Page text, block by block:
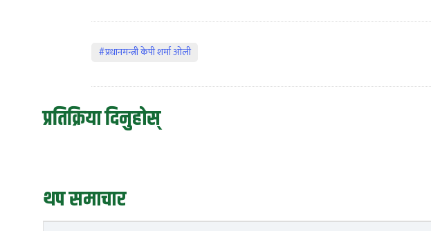
#प्रधानमन्त्री केपी शर्मा ओली
प्रतिक्रिया दिनुहोस्
थप समाचार